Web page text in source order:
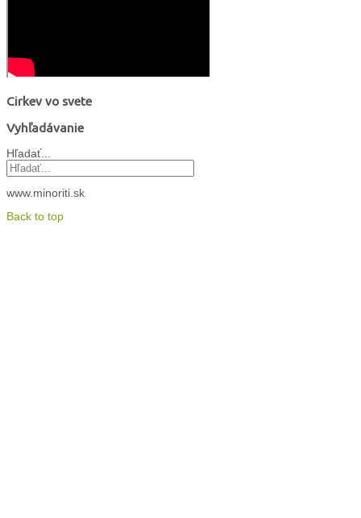
Cirkev vo svete
Vyhľadávanie
Hľadať...
www.minoriti.sk
Back to top